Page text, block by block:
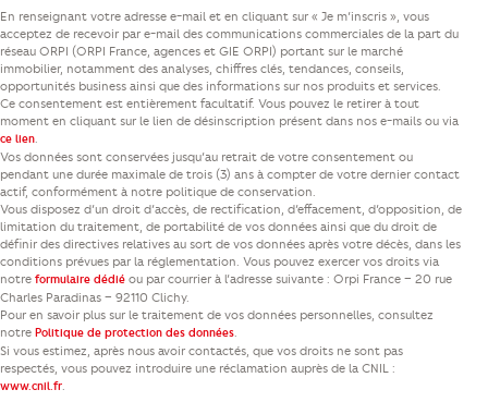
En renseignant votre adresse e-mail et en cliquant sur « Je m’inscris », vous
acceptez de recevoir par e-mail des communications commerciales de la part du
réseau ORPI (ORPI France, agences et GIE ORPI) portant sur le marché
immobilier, notamment des analyses, chiffres clés, tendances, conseils,
opportunités business ainsi que des informations sur nos produits et services.
Ce consentement est entièrement facultatif. Vous pouvez le retirer à tout
moment en cliquant sur le lien de désinscription présent dans nos e-mails ou via
ce lien.
Vos données sont conservées jusqu’au retrait de votre consentement ou
pendant une durée maximale de trois (3) ans à compter de votre dernier contact
actif, conformément à notre politique de conservation.
Vous disposez d’un droit d’accès, de rectification, d’effacement, d’opposition, de
limitation du traitement, de portabilité de vos données ainsi que du droit de
définir des directives relatives au sort de vos données après votre décès, dans les
conditions prévues par la réglementation. Vous pouvez exercer vos droits via
notre formulaire dédié ou par courrier à l’adresse suivante : Orpi France – 20 rue
Charles Paradinas – 92110 Clichy.
Pour en savoir plus sur le traitement de vos données personnelles, consultez
notre Politique de protection des données.
Si vous estimez, après nous avoir contactés, que vos droits ne sont pas
respectés, vous pouvez introduire une réclamation auprès de la CNIL :
www.cnil.fr.